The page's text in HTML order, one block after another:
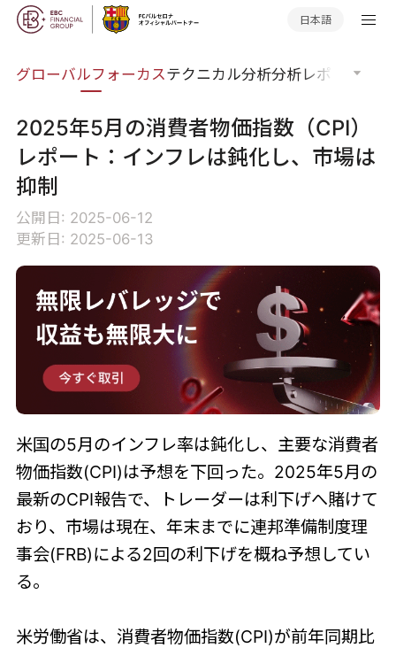
日本語
グローバルフォーカステクニカル分析分析レポート
2025年5月の消費者物価指数（CPI）
レポート：インフレは鈍化し、市場は
抑制
公開日: 2025-06-12
更新日: 2025-06-13
米国の5月のインフレ率は鈍化し、主要な消費者
物価指数(CPI)は予想を下回った。2025年5月の
最新のCPI報告で、トレーダーは利下げへ賭けて
おり、市場は現在、年末までに連邦準備制度理
事会(FRB)による2回の利下げを概ね予想してい
る。
米労働省は、消費者物価指数(CPI)が前年同期比